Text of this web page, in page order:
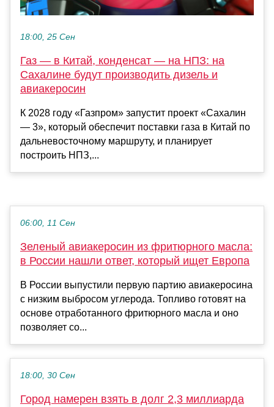
18:00, 25 Сен
Газ — в Китай, конденсат — на НПЗ: на
Сахалине будут производить дизель и
авиакеросин
К 2028 году «Газпром» запустит проект «Сахалин
— 3», который обеспечит поставки газа в Китай по
дальневосточному маршруту, и планирует
построить НПЗ,...
06:00, 11 Сен
Зеленый авиакеросин из фритюрного масла:
в России нашли ответ, который ищет Европа
В России выпустили первую партию авиакеросина
с низким выбросом углерода. Топливо готовят на
основе отработанного фритюрного масла и оно
позволяет со...
18:00, 30 Сен
Город намерен взять в долг 2,3 миллиарда